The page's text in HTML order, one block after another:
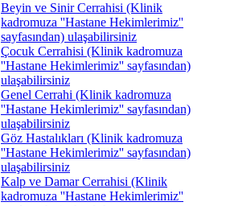
Beyin ve Sinir Cerrahisi (Klinik
kadromuza ''Hastane Hekimlerimiz''
sayfasından) ulaşabilirsiniz
Çocuk Cerrahisi (Klinik kadromuza
''Hastane Hekimlerimiz'' sayfasından)
ulaşabilirsiniz
Genel Cerrahi (Klinik kadromuza
''Hastane Hekimlerimiz'' sayfasından)
ulaşabilirsiniz
Göz Hastalıkları (Klinik kadromuza
''Hastane Hekimlerimiz'' sayfasından)
ulaşabilirsiniz
Kalp ve Damar Cerrahisi (Klinik
kadromuza ''Hastane Hekimlerimiz''